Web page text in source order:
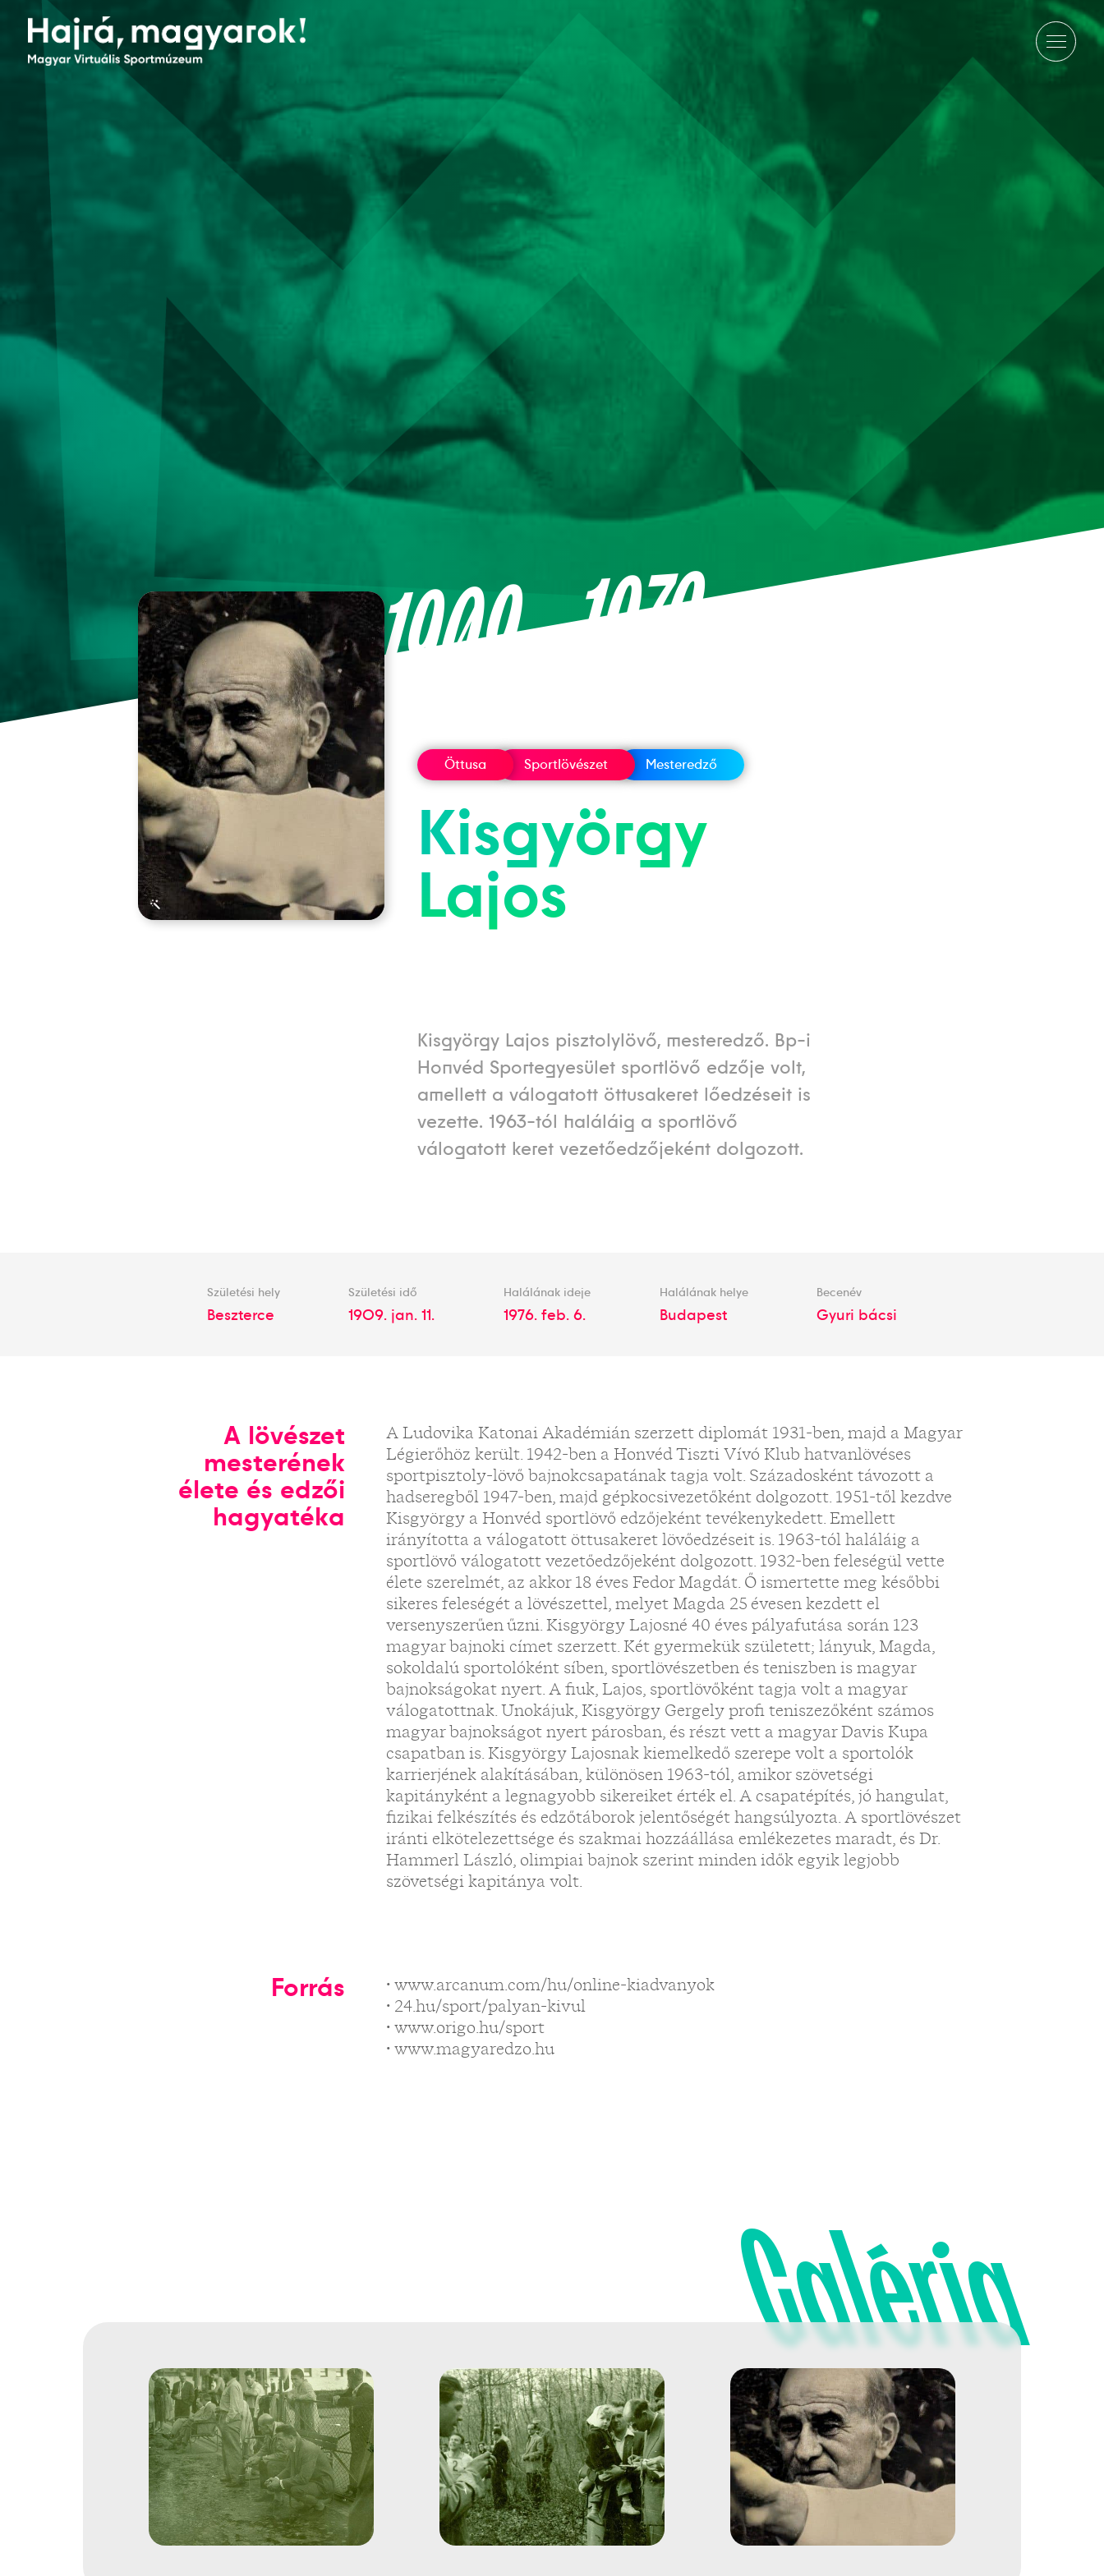
1909—1976
Öttusa Sportlövészet Mesteredző
Kisgyörgy
Lajos
Kisgyörgy Lajos pisztolylövő, mesteredző. Bp-i
Honvéd Sportegyesület sportlövő edzője volt,
amellett a válogatott öttusakeret lőedzéseit is
vezette. 1963-tól haláláig a sportlövő
válogatott keret vezetőedzőjeként dolgozott.
Születési hely
Beszterce
Születési idő
1909. jan. 11.
Halálának ideje
1976. feb. 6.
Halálának helye
Budapest
Becenév
Gyuri bácsi
A lövészet
mesterének
élete és edzői
hagyatéka
A Ludovika Katonai Akadémián szerzett diplomát 1931-ben, majd a Magyar
Légierőhöz került. 1942-ben a Honvéd Tiszti Vívó Klub hatvanlövéses
sportpisztoly-lövő bajnokcsapatának tagja volt. Századosként távozott a
hadseregből 1947-ben, majd gépkocsivezetőként dolgozott. 1951-től kezdve
Kisgyörgy a Honvéd sportlövő edzőjeként tevékenykedett. Emellett
irányította a válogatott öttusakeret lövőedzéseit is. 1963-tól haláláig a
sportlövő válogatott vezetőedzőjeként dolgozott. 1932-ben feleségül vette
élete szerelmét, az akkor 18 éves Fedor Magdát. Ő ismertette meg későbbi
sikeres feleségét a lövészettel, melyet Magda 25 évesen kezdett el
versenyszerűen űzni. Kisgyörgy Lajosné 40 éves pályafutása során 123
magyar bajnoki címet szerzett. Két gyermekük született; lányuk, Magda,
sokoldalú sportolóként síben, sportlövészetben és teniszben is magyar
bajnokságokat nyert. A fiuk, Lajos, sportlövőként tagja volt a magyar
válogatottnak. Unokájuk, Kisgyörgy Gergely profi teniszezőként számos
magyar bajnokságot nyert párosban, és részt vett a magyar Davis Kupa
csapatban is. Kisgyörgy Lajosnak kiemelkedő szerepe volt a sportolók
karrierjének alakításában, különösen 1963-tól, amikor szövetségi
kapitányként a legnagyobb sikereiket érték el. A csapatépítés, jó hangulat,
fizikai felkészítés és edzőtáborok jelentőségét hangsúlyozta. A sportlövészet
iránti elkötelezettsége és szakmai hozzáállása emlékezetes maradt, és Dr.
Hammerl László, olimpiai bajnok szerint minden idők egyik legjobb
szövetségi kapitánya volt.
Forrás
• www.arcanum.com/hu/online-kiadvanyok
• 24.hu/sport/palyan-kivul
• www.origo.hu/sport
• www.magyaredzo.hu
Galéria